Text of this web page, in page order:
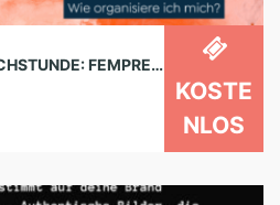
GRÜNDERINNEN-SPRECHSTUNDE: FEMPRENEUR
KOSTE
NLOS